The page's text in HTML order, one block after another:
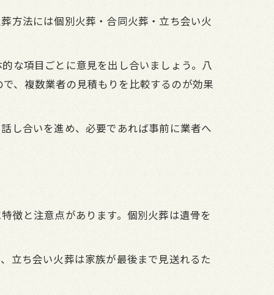
方法には個別火葬・合同火葬・立ち会い火
な項目ごとに意見を出し合いましょう。八
、複数業者の見積もりを比較するのが効果
し合いを進め、必要であれば事前に業者へ
徴と注意点があります。個別火葬は遺骨を
立ち会い火葬は家族が最後まで見送れるた